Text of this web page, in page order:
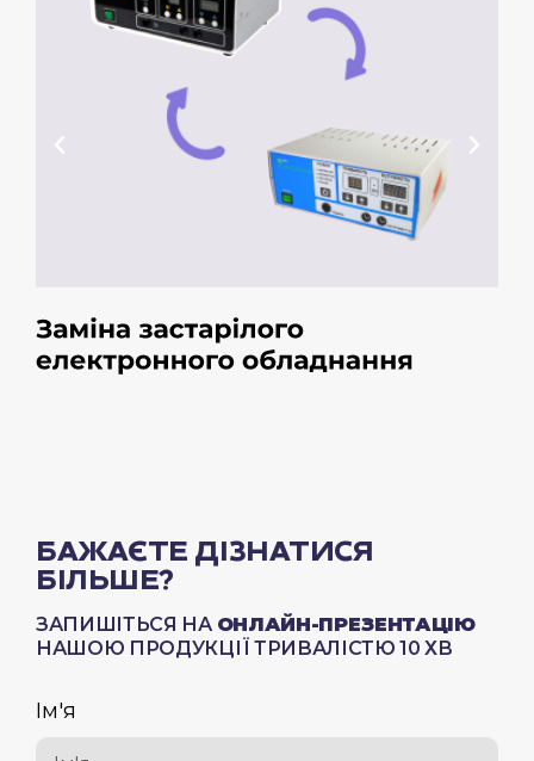
БАЖАЄТЕ ДІЗНАТИСЯ
БІЛЬШЕ?
ЗАПИШІТЬСЯ НА ОНЛАЙН-ПРЕЗЕНТАЦІЮ
НАШОЮ ПРОДУКЦІЇ ТРИВАЛІСТЮ 10 ХВ
Ім'я